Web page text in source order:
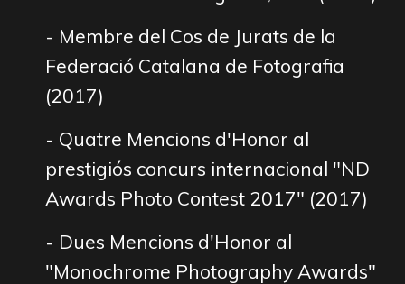
- Membre del Cos de Jurats de la
Federació Catalana de Fotografia
(2017)
- Quatre Mencions d'Honor al
prestigiós concurs internacional "ND
Awards Photo Contest 2017" (2017)
- Dues Mencions d'Honor al
"Monochrome Photography Awards"